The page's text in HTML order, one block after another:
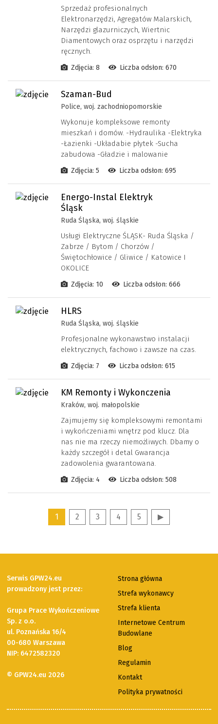
Sprzedaż profesionalnych
Elektronarzędzi, Agregatów Malarskich,
Narzędzi glazurniczych, Wiertnic
Diamentowych oraz osprzętu i narzędzi
ręcznych.
Zdjęcia: 8 Liczba odsłon: 670
Szaman-Bud
Police, woj. zachodniopomorskie
Wykonuje kompleksowe remonty
mieszkań i domów. -Hydraulika -Elektryka
-Łazienki -Układabie płytek -Sucha
zabudowa -Gładzie i malowanie
Zdjęcia: 5 Liczba odsłon: 695
Energo-Instal Elektryk
Śląsk
Ruda Śląska, woj. śląskie
Usługi Elektryczne ŚLĄSK- Ruda Śląska /
Zabrze / Bytom / Chorzów /
Świętochłowice / Gliwice / Katowice I
OKOLICE
Zdjęcia: 10 Liczba odsłon: 666
HLRS
Ruda Śląska, woj. śląskie
Profesjonalne wykonawstwo instalacji
elektrycznych, fachowo i zawsze na czas.
Zdjęcia: 7 Liczba odsłon: 615
KM Remonty i Wykonczenia
Kraków, woj. małopolskie
Zajmujemy się kompleksowymi remontami
i wykończeniami wnętrz pod klucz. Dla
nas nie ma rzeczy niemożliwych. Dbamy o
każdy szczegół i detal Gwarancja
zadowolenia gwarantowana.
Zdjęcia: 4 Liczba odsłon: 508
1 2 3 4 5 ▶
Serwis GPW24.eu
prowadzony jest przez:
Grupa Prace Wykończeniowe
Sp. z o.o.
ul. Poznańska 16/4
00-680 Warszawa
NIP: 6472582320
© GPW24.eu 2026
Strona główna
Strefa wykonawcy
Strefa klienta
Internetowe Centrum
Budowlane
Blog
Regulamin
Kontakt
Polityka prywatności